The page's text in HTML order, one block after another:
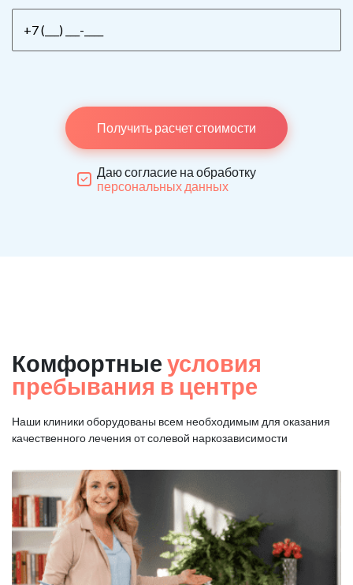
Получить расчет стоимости
Даю согласие на обработку
персональных данных
Комфортные условия
пребывания в центре
Наши клиники оборудованы всем необходимым для оказания
качественного лечения от солевой наркозависимости